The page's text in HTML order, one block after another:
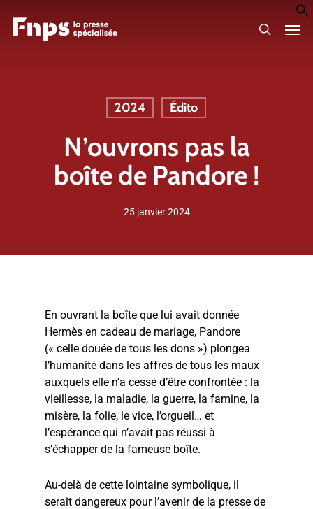
search
2024 Édito
N’ouvrons pas la
boîte de Pandore !
25 janvier 2024
En ouvrant la boîte que lui avait donnée
Hermès en cadeau de mariage, Pandore
(« celle douée de tous les dons ») plongea
l’humanité dans les affres de tous les maux
auxquels elle n’a cessé d’être confrontée : la
vieillesse, la maladie, la guerre, la famine, la
misère, la folie, le vice, l’orgueil… et
l’espérance qui n’avait pas réussi à
s’échapper de la fameuse boîte.
Au-delà de cette lointaine symbolique, il
serait dangereux pour l’avenir de la presse de